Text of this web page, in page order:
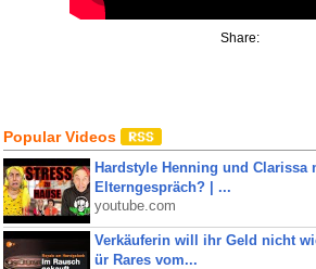
Share:
Popular Videos
Hardstyle Henning und Clarissa
Elterngespräch? | ...
youtube.com
Verkäuferin will ihr Geld nicht
ür Rares vom...